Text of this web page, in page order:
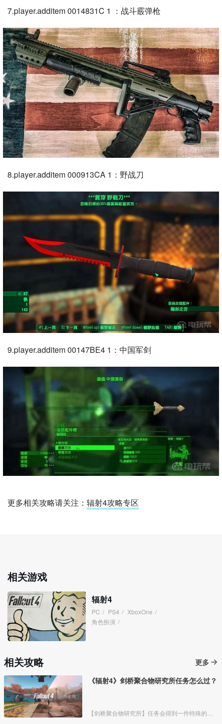
7.player.additem 0014831C 1 ：战斗霰弹枪
8.player.additem 000913CA 1：野战刀
9.player.additem 00147BE4 1：中国军剑
更多相关攻略请关注： 辐射4攻略专区
相关游戏
辐射4
PC / PS4 / XboxOne /
角色扮演 /
相关攻略
更多
《辐射4》剑桥聚合物研究所任务怎么过？